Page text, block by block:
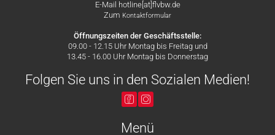
E-Mail hotline[at]flvbw.de
Zum Kontaktformular
Öffnungszeiten der Geschäftsstelle:
09.00 - 12.15 Uhr Montag bis Freitag und
13.45 - 16.00 Uhr Montag bis Donnerstag
Folgen Sie uns in den Sozialen Medien!
Menü